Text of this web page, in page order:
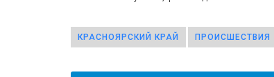
КРАСНОЯРСКИЙ КРАЙ ПРОИСШЕСТВИЯ